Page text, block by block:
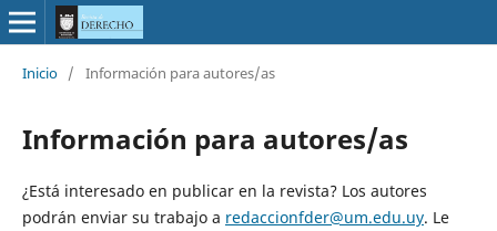
Inicio / Información para autores/as
Información para autores/as
¿Está interesado en publicar en la revista? Los autores
podrán enviar su trabajo a redaccionfder@um.edu.uy. Le